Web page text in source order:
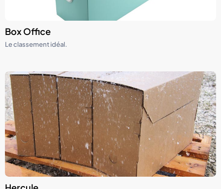
Box Office
Le classement idéal.